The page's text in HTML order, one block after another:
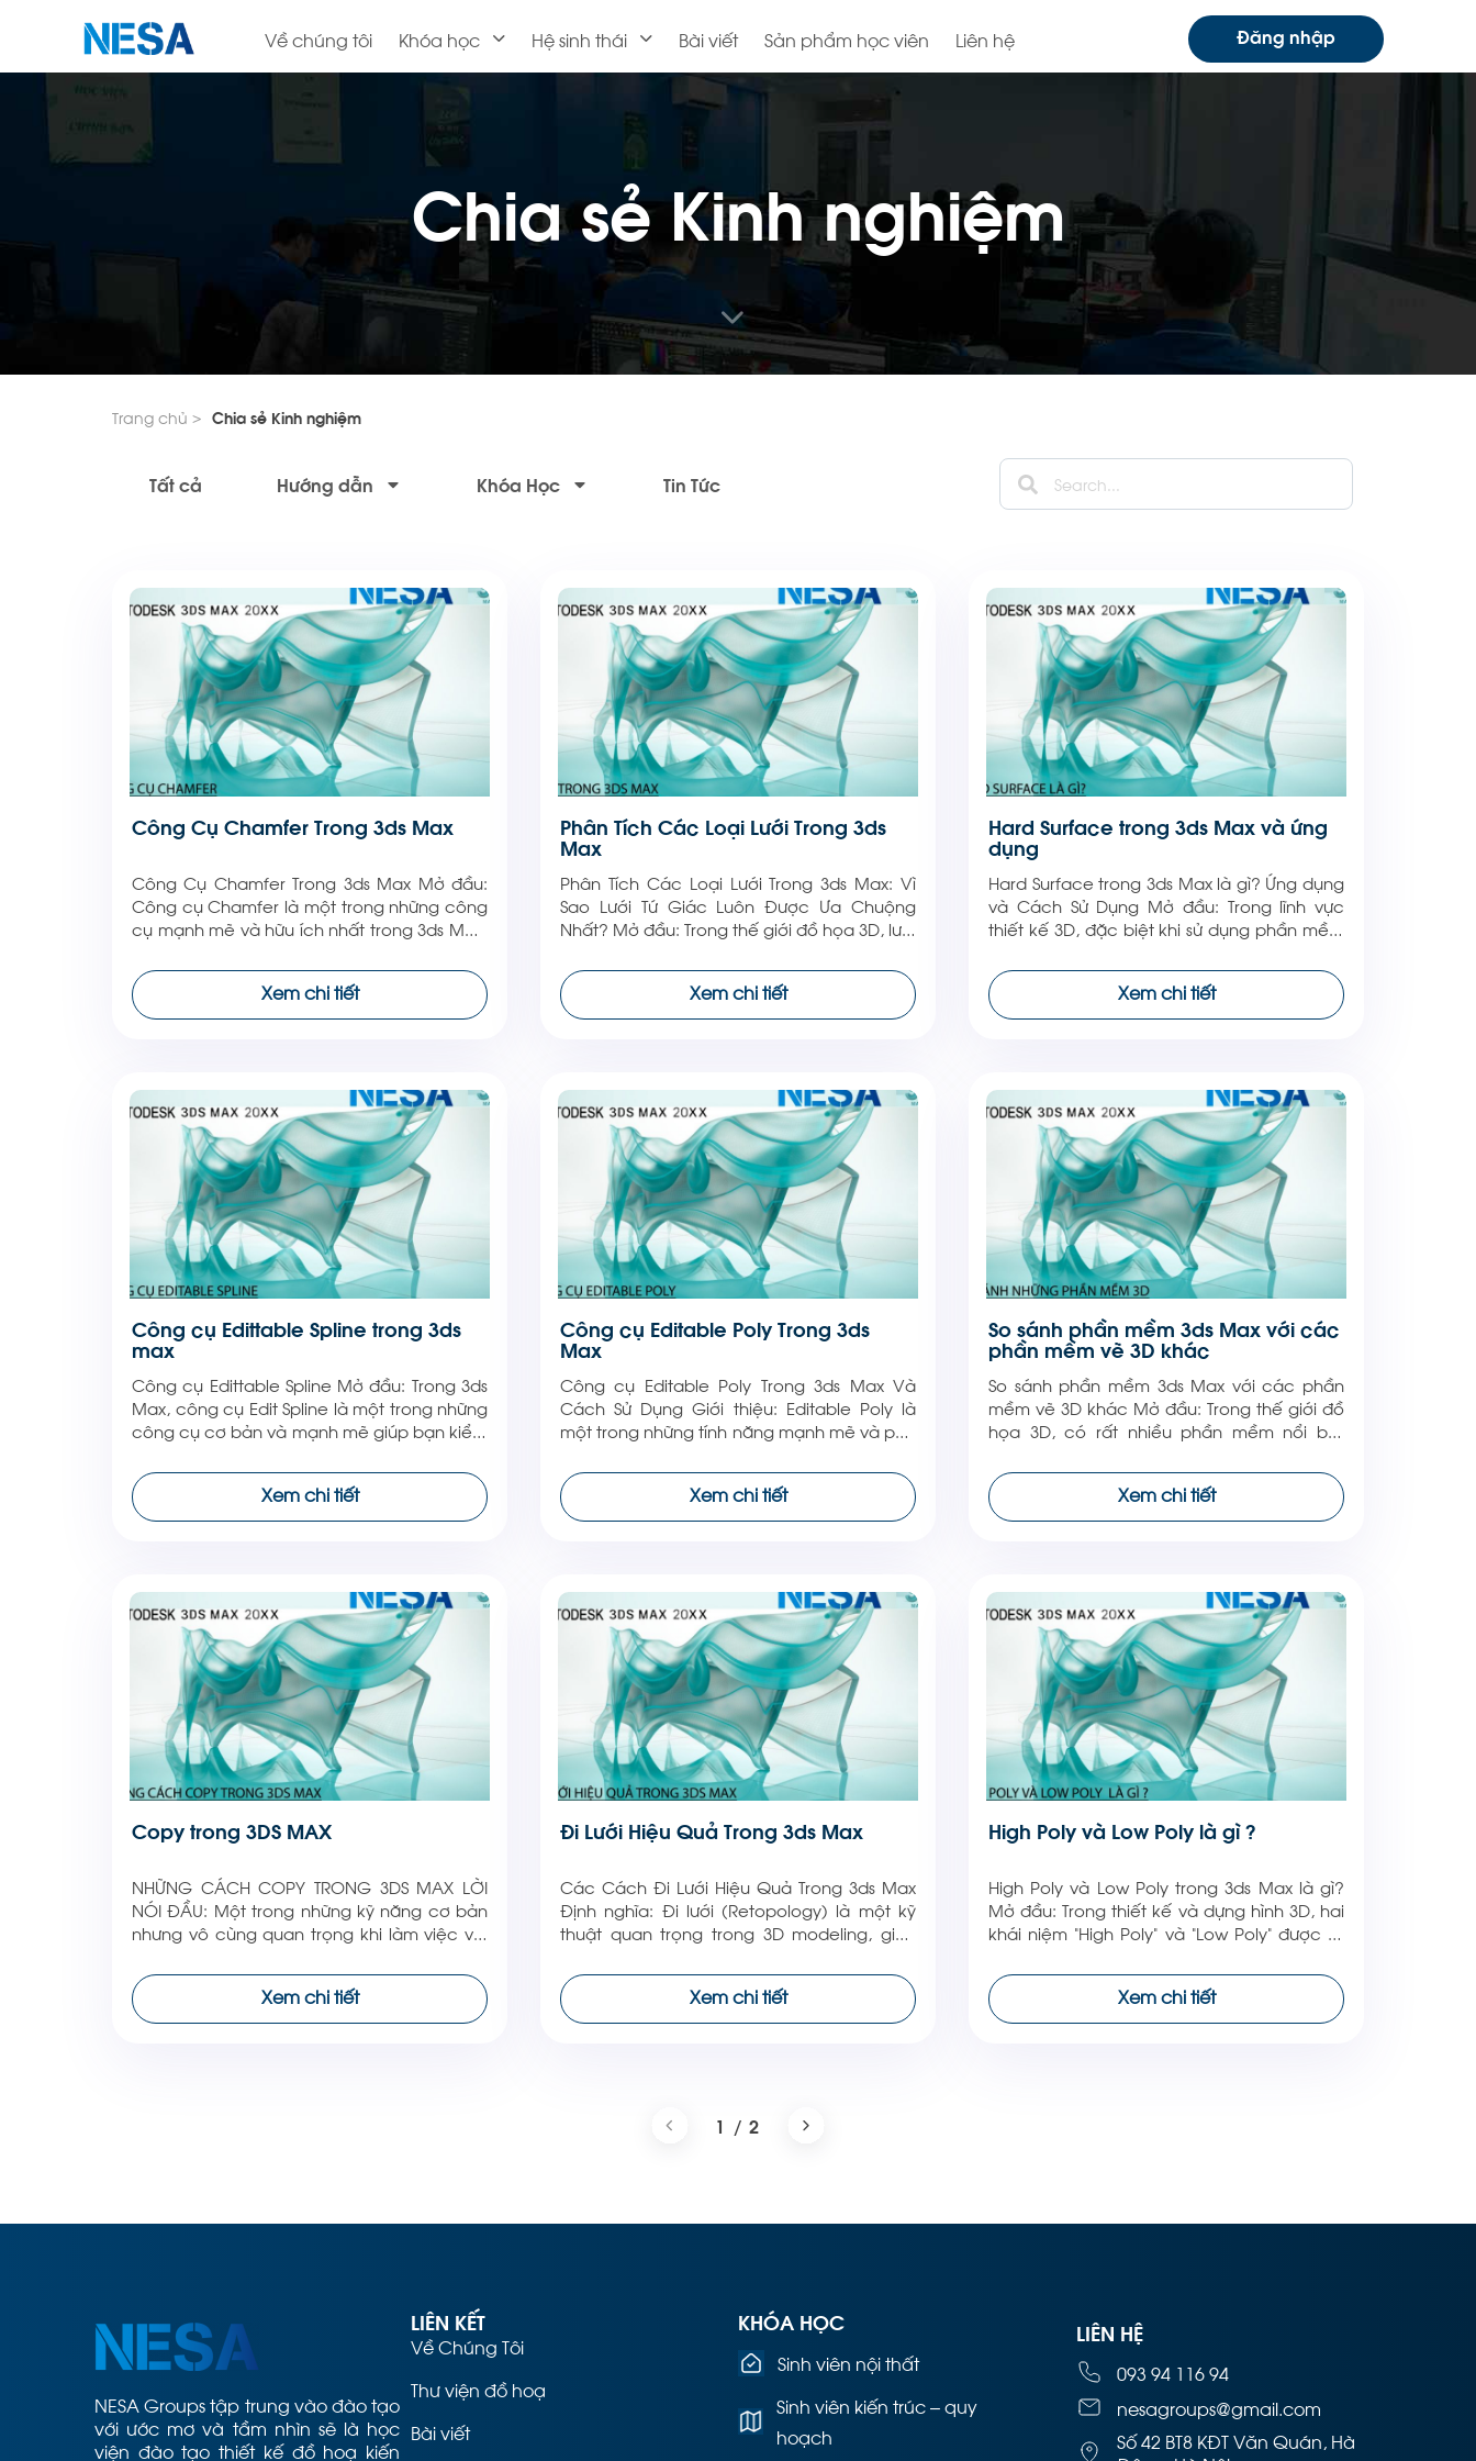
Về chúng tôi Khóa học Hệ sinh thái Bài viết Sản phẩm học viên Liên hệ Đăng nhập
Chia sẻ Kinh nghiệm
Trang chủ > Chia sẻ Kinh nghiệm
Tất cả Hướng dẫn Khóa Học Tin Tức
Công Cụ Chamfer Trong 3ds Max
Công Cụ Chamfer Trong 3ds Max Mở đầu:
Công cụ Chamfer là một trong những công
cụ mạnh mẽ và hữu ích nhất trong 3ds Max,
cao tính thẩm mỹ của mô hình 3D. Bài viết
này sẽ cung cấp hướng dẫn chi tiết về
cách […]
Xem chi tiết
Phân Tích Các Loại Lưới Trong 3ds
Max
Phân Tích Các Loại Lưới Trong 3ds Max: Vì
Sao Lưới Tứ Giác Luôn Được Ưa Chuộng
Nhất? Mở đầu: Trong thế giới đồ họa 3D, lưới
lượng và tính khả thi của một mô hình. Trong
phần mềm 3ds Max, lưới là tập hợp các […]
Xem chi tiết
Hard Surface trong 3ds Max và ứng
dụng
Hard Surface trong 3ds Max là gì? Ứng dụng
và Cách Sử Dụng Mở đầu: Trong lĩnh vực
thiết kế 3D, đặc biệt khi sử dụng phần mềm
hóa bề mặt cứng) là kỹ thuật được sử dụng
rộng rãi để tạo ra các đối tượng có cấu […]
Xem chi tiết
Công cụ Edittable Spline trong 3ds
max
Công cụ Edittable Spline Mở đầu: Trong 3ds
Max, công cụ Edit Spline là một trong những
công cụ cơ bản và mạnh mẽ giúp bạn kiểm
đường cong (Spline). Đối với những người
làm việc trong lĩnh vực mô hình 3D, Edit
Spline mang lại […]
Xem chi tiết
Công cụ Editable Poly Trong 3ds
Max
Công cụ Editable Poly Trong 3ds Max Và
Cách Sử Dụng Giới thiệu: Editable Poly là
một trong những tính năng mạnh mẽ và phổ
cụ mô hình 3D chuyên nghiệp. Nó cho phép
người dùng chỉnh sửa các đối tượng 3D ở
cấp độ đỉnh […]
Xem chi tiết
So sánh phần mềm 3ds Max với các
phần mềm vẽ 3D khác
So sánh phần mềm 3ds Max với các phần
mềm vẽ 3D khác Mở đầu: Trong thế giới đồ
họa 3D, có rất nhiều phần mềm nổi bật
làm phim sử dụng. Trong số đó, Autodesk
3ds Max là một trong những phần mềm lâu
[…]
Xem chi tiết
Copy trong 3DS MAX
NHỮNG CÁCH COPY TRONG 3DS MAX LỜI
NÓI ĐẦU: Một trong những kỹ năng cơ bản
nhưng vô cùng quan trọng khi làm việc với
Việc sao chép đối tượng giúp tiết kiệm thời
gian và tối ưu hóa quy trình thiết kế của
bạn. Trong […]
Xem chi tiết
Đi Lưới Hiệu Quả Trong 3ds Max
Các Cách Đi Lưới Hiệu Quả Trong 3ds Max
Định nghĩa: Đi lưới (Retopology) là một kỹ
thuật quan trọng trong 3D modeling, giúp
dễ quản lý và tối ưu cho việc UV mapping,
rigging, cũng như animation. Trong 3ds Max,
có nhiều kỹ thuật […]
Xem chi tiết
High Poly và Low Poly là gì ?
High Poly và Low Poly trong 3ds Max là gì?
Mở đầu: Trong thiết kế và dựng hình 3D, hai
khái niệm “High Poly” và “Low Poly” được sử
của một mô hình 3D, dựa trên số lượng đa
giác (polygons) tạo nên đối tượng […]
Xem chi tiết
1 / 2
NESA Groups tập trung vào đào tạo
với ước mơ và tầm nhìn sẽ là học
viện đào tạo thiết kế đồ hoạ kiến
LIÊN KẾT
Về Chúng Tôi
Thư viện đồ hoạ
Bài viết
KHÓA HỌC
Sinh viên nội thất
Sinh viên kiến trúc – quy
hoạch
LIÊN HỆ
093 94 116 94
nesagroups@gmail.com
Số 42 BT8 KĐT Văn Quán, Hà